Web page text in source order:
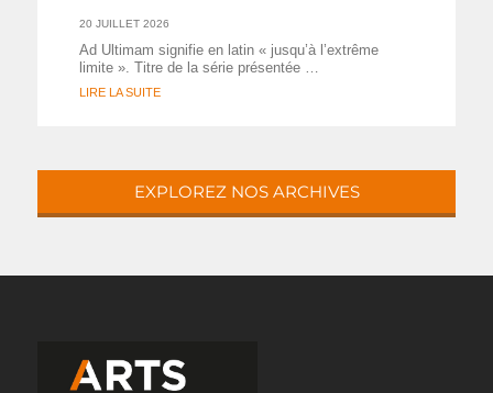
20 JUILLET 2026
Ad Ultimam signifie en latin « jusqu’à l’extrême
limite ». Titre de la série présentée …
LIRE LA SUITE
EXPLOREZ NOS ARCHIVES